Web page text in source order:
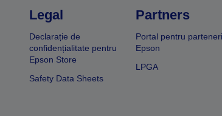
Legal
Declarație de
confidențialitate pentru
Epson Store
Safety Data Sheets
Partners
Portal pentru parteneri
Epson
LPGA